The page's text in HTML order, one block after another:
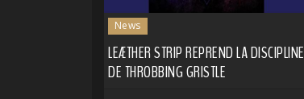
News
LEÆTHER STRIP REPREND LA DISCIPLINE
DE THROBBING GRISTLE